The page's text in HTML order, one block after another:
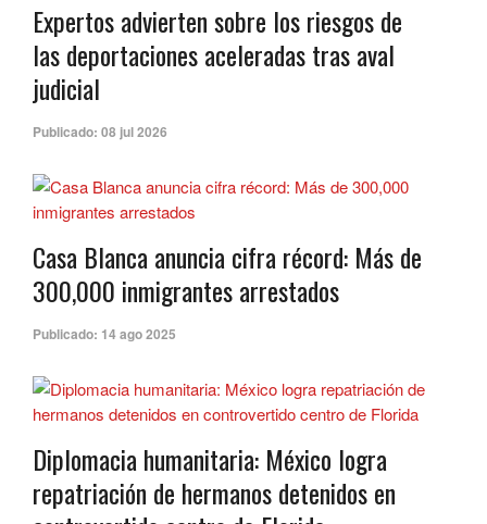
Expertos advierten sobre los riesgos de
las deportaciones aceleradas tras aval
judicial
Publicado: 08 jul 2026
Casa Blanca anuncia cifra récord: Más de
300,000 inmigrantes arrestados
Publicado: 14 ago 2025
Diplomacia humanitaria: México logra
repatriación de hermanos detenidos en